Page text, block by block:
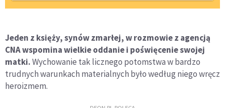
Jeden z księży, synów zmarłej, w rozmowie z agencją
CNA wspomina wielkie oddanie i poświęcenie swojej
matki.Wychowanie tak licznego potomstwa w bardzo
trudnych warunkach materialnych było według niego wręcz
heroizmem.